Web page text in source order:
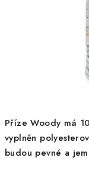
Příze Woody má
vyplněn
budou pevné a